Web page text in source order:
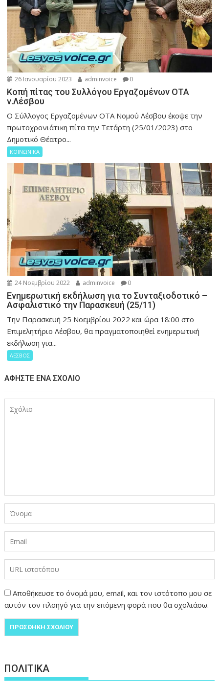
26 Ιανουαρίου 2023 adminvoice 0
Κοπή πίτας του Συλλόγου Εργαζομένων ΟΤΑ
ν.Λέσβου
Ο Σύλλογος Εργαζομένων ΟΤΑ Νομού Λέσβου έκοψε την
πρωτοχρονιάτικη πίτα την Τετάρτη (25/01/2023) στο
Δημοτικό Θέατρο...
ΚΟΙΝΩΝΙΚΑ
24 Νοεμβρίου 2022 adminvoice 0
Ενημερωτική εκδήλωση για το Συνταξιοδοτικό –
Ασφαλιστικό την Παρασκευή (25/11)
Την Παρασκευή 25 Νοεμβρίου 2022 και ώρα 18:00 στο
Επιμελητήριο Λέσβου, θα πραγματοποιηθεί ενημερωτική
εκδήλωση για...
ΛΕΣΒΟΣ
ΑΦΉΣΤΕ ΈΝΑ ΣΧΌΛΙΟ
Αποθήκευσε το όνομά μου, email, και τον ιστότοπο μου σε
αυτόν τον πλοηγό για την επόμενη φορά που θα σχολιάσω.
ΠΟΛΙΤΙΚΑ